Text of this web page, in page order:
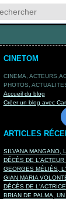
CINETOM
CINEMA,
PHOTOS,
Accueil du blog
Créer un blog avec
ARTICLES
SILVANA MANGANO,
DÉCÈS DE
GEORGES MÉLIÈS,
GIAN MARIA
DÉCÈS DE
BRIAN DE PALMA,